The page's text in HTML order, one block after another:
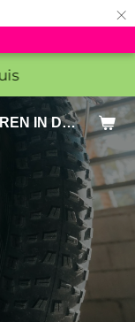
×
FATBIKES KOPEN & REPAREREN IN DEN HAAG EN ZOETERMEER - SACHE BIKES